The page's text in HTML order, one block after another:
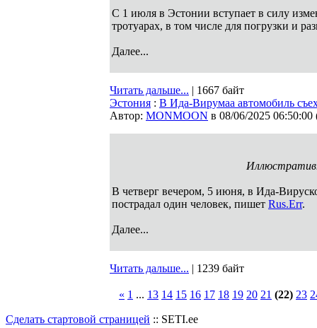
С 1 июля в Эстонии вступает в силу
тротуарах, в том числе для погрузки и
Далее...
Читать дальше... | 1667 байт
Эстония : В Ида-Вирумаа автомобиль
Автор: MONMOON в 08/06/2025 06:50:00
В четверг вечером, 5 июня, в Ида-
пострадал один человек, пишет Rus.Err.
Далее...
Читать дальше... | 1239 байт
« 1 ... 13 14 15 16 17 18 19 20 21 (22) 23
Сделать стартовой страницей :: SETI.ee